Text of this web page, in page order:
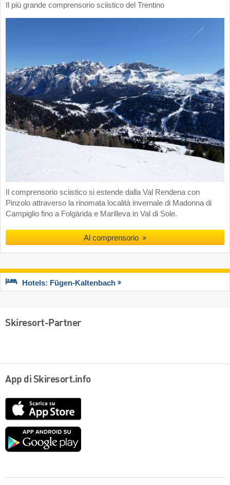
Il più grande comprensorio sciistico del Trentino
Il comprensorio sciistico si estende dalla Val Rendena con
Pinzolo attraverso la rinomata località invernale di Madonna di
Campiglio fino a Folgàrida e Marilleva in Val di Sole.
Al comprensorio
Hotels: Fügen-Kaltenbach
Skiresort-Partner
App di Skiresort.info
Google